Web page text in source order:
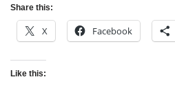
Share this:
X Facebook
Like this: